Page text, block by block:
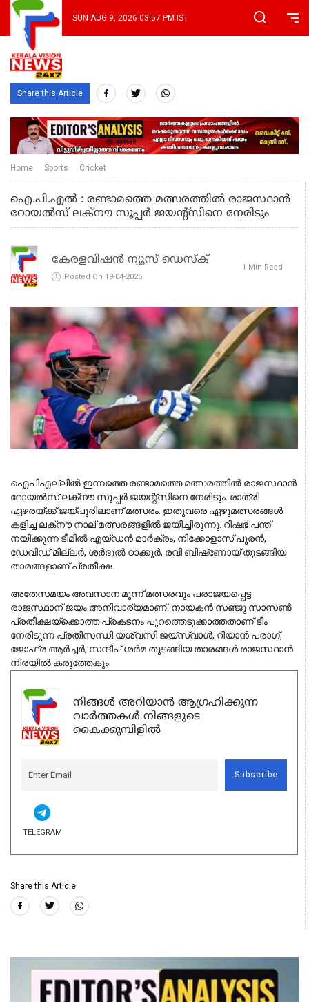
SUN AUG 9, 2026 03:57 PM IST
Share this Article
Home Sports Cricket
ഐ.പി.എൽ : രണ്ടാമത്തെ മത്സരത്തിൽ രാജസ്ഥാന്‍
റോയല്‍സ് ലക്‌നൗ സൂപ്പര്‍ ജയന്റ്‌സിനെ നേരിടും
കേരളവിഷൻ ന്യൂസ് ഡെസ്‌ക്
Posted On 19-04-2025
1 Min Read
ഐപിഎല്ലില്‍ ഇന്നത്തെ രണ്ടാമത്തെ മത്സരത്തില്‍ രാജസ്ഥാന്‍
റോയല്‍സ് ലക്‌നൗ സൂപ്പര്‍ ജയന്റ്‌സിനെ നേരിടും. രാത്രി
ഏഴരയ്ക്ക് ജയ്പൂരിലാണ് മത്സരം. ഇതുവരെ ഏഴുമത്സരങ്ങള്‍
കളിച്ച ലക്‌നൗ നാല് മത്സരങ്ങളില്‍ ജയിച്ചിരുന്നു. റിഷഭ് പന്ത്
നയിക്കുന്ന ടീമില്‍ എയ്ഡന്‍ മാര്‍ക്രം, നിക്കോളാസ് പൂരന്‍,
ഡേവിഡ് മില്ലര്‍, ശര്‍ദുല്‍ ഠാക്കൂര്‍, രവി ബിഷ്‌ണോയ് തുടങ്ങിയ
താരങ്ങളാണ് പ്രതീക്ഷ.
അതേസമയം അവസാന മൂന്ന് മത്സരവും പരാജയപ്പെട്ട
രാജസ്ഥാന് ജയം അനിവാര്യമാണ്. നായകന്‍ സഞ്ജു സാസണ്‍
പ്രതീക്ഷയ്‌ക്കൊത്ത പ്രകടനം പുറത്തെടുക്കാത്തതാണ് ടീം
നേരിടുന്ന പ്രതിസന്ധി.യശ്വസി ജയ്‌സ്വാള്‍, റിയാന്‍ പരാഗ്,
ജോഫ്ര ആര്‍ച്ചര്‍, സന്ദീപ് ശര്‍മ തുടങ്ങിയ താരങ്ങള്‍ രാജസ്ഥാന്‍
നിരയില്‍ കരുത്തേകും.
നിങ്ങൾ അറിയാൻ ആഗ്രഹിക്കുന്ന
വാർത്തകൾ നിങ്ങളുടെ
കൈക്കുമ്പിളിൽ
Subscribe
TELEGRAM
Share this Article